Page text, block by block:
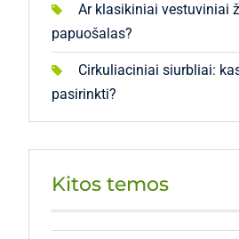
Ar klasikiniai vestuviniai
papuošalas?
Cirkuliaciniai siurbliai:
pasirinkti?
Kitos temos